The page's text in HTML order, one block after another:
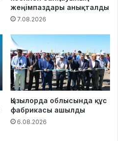
жеңімпаздары анықталды
7.08.2026
Қызылорда облысында құс
фабрикасы ашылды
6.08.2026